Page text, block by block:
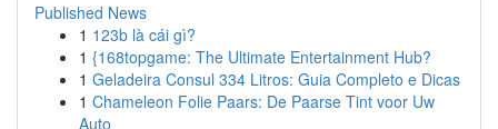
Published News
1 123b là cái gì?
1 {168topgame: The Ultimate Entertainment Hub?
1 Geladeira Consul 334 Litros: Guia Completo e Dicas
1 Chameleon Folie Paars: De Paarse Tint voor Uw
Auto